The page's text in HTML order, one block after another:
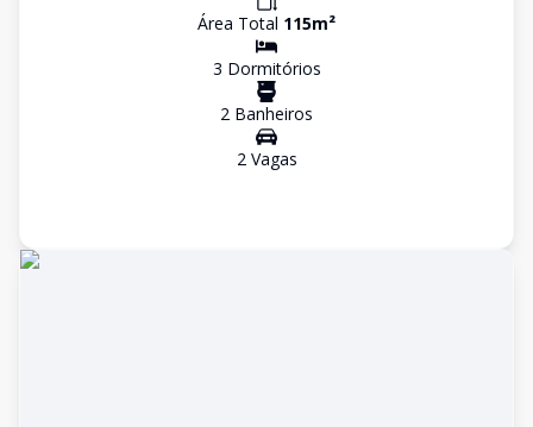
Área Total 115m²
3 Dormitórios
2 Banheiros
2Vagas